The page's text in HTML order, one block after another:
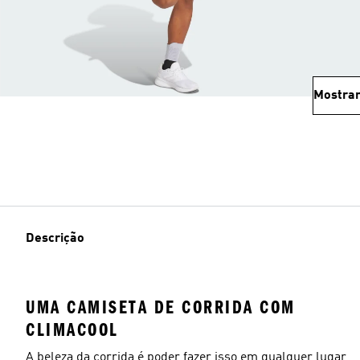
Descrição
UMA CAMISETA DE CORRIDA COM
CLIMACOOL